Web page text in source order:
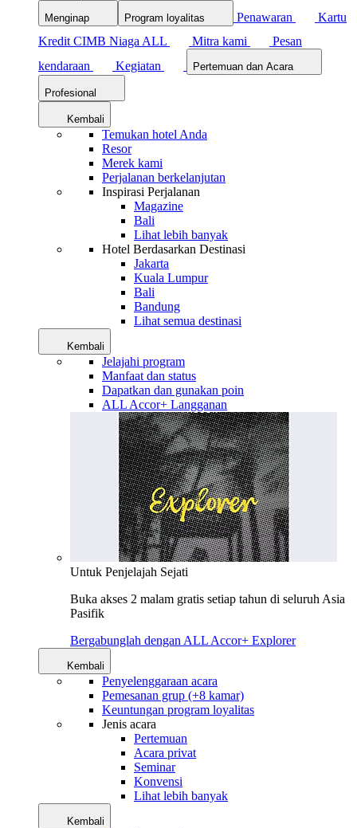
Menginap Program loyalitas Penawaran
Kartu
Kredit CIMB Niaga ALL
Mitra kami
Pesan
kendaraan
Kegiatan Pertemuan dan Acara
Profesional
Kembali
Temukan hotel Anda
Resor
Merek kami
Perjalanan berkelanjutan
Inspirasi Perjalanan
Magazine
Bali
Lihat lebih banyak
Hotel Berdasarkan Destinasi
Jakarta
Kuala Lumpur
Bali
Bandung
Lihat semua destinasi
Kembali
Jelajahi program
Manfaat dan status
Dapatkan dan gunakan poin
ALL Accor+ Langganan
Untuk Penjelajah Sejati
Buka akses 2 malam gratis setiap tahun di seluruh Asia
Pasifik
Bergabunglah dengan ALL Accor+ Explorer
Kembali
Penyelenggaraan acara
Pemesanan grup (+8 kamar)
Keuntungan program loyalitas
Jenis acara
Pertemuan
Acara privat
Seminar
Konvensi
Lihat lebih banyak
Kembali